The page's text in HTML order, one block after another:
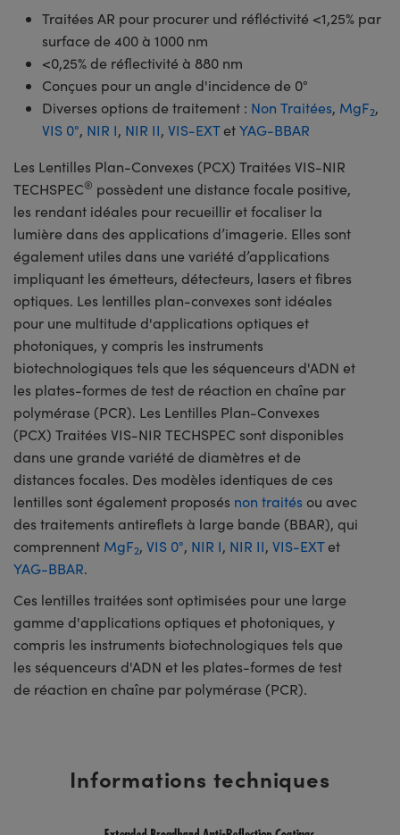
Traitées AR pour procurer und réfléctivité <1,25% par
surface de 400 à 1000 nm
<0,25% de réflectivité à 880 nm
Conçues pour un angle d'incidence de 0°
Diverses options de traitement : Non Traitées, MgF2,
VIS 0°, NIR I, NIR II, VIS-EXTetYAG-BBAR
Les Lentilles Plan-Convexes (PCX) Traitées VIS-NIR
TECHSPEC® possèdent une distance focale positive,
les rendant idéales pour recueillir et focaliser la
lumière dans des applications d’imagerie. Elles sont
également utiles dans une variété d’applications
impliquant les émetteurs, détecteurs, lasers et fibres
optiques. Les lentilles plan-convexes sont idéales
pour une multitude d'applications optiques et
photoniques, y compris les instruments
biotechnologiques tels que les séquenceurs d'ADN et
les plates-formes de test de réaction en chaîne par
polymérase (PCR). Les Lentilles Plan-Convexes
(PCX) Traitées VIS-NIR TECHSPEC sont disponibles
dans une grande variété de diamètres et de
distances focales. Des modèles identiques de ces
lentilles sont également proposés non traités ou avec
des traitements antireflets à large bande (BBAR), qui
comprennent MgF2, VIS 0°, NIR I, NIR II, VIS-EXTet
YAG-BBAR.
Ces lentilles traitées sont optimisées pour une large
gamme d'applications optiques et photoniques, y
compris les instruments biotechnologiques tels que
les séquenceurs d'ADN et les plates-formes de test
de réaction en chaîne par polymérase (PCR).
Informations techniques